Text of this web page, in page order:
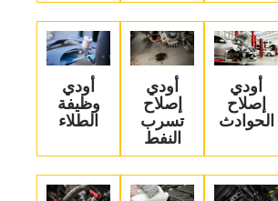
‏أودي
إصلاح
الحوادث‏
‏أودي
إصلاح
تسرب
النفط‏
‏أودي
وظيفة
الطلاء‏